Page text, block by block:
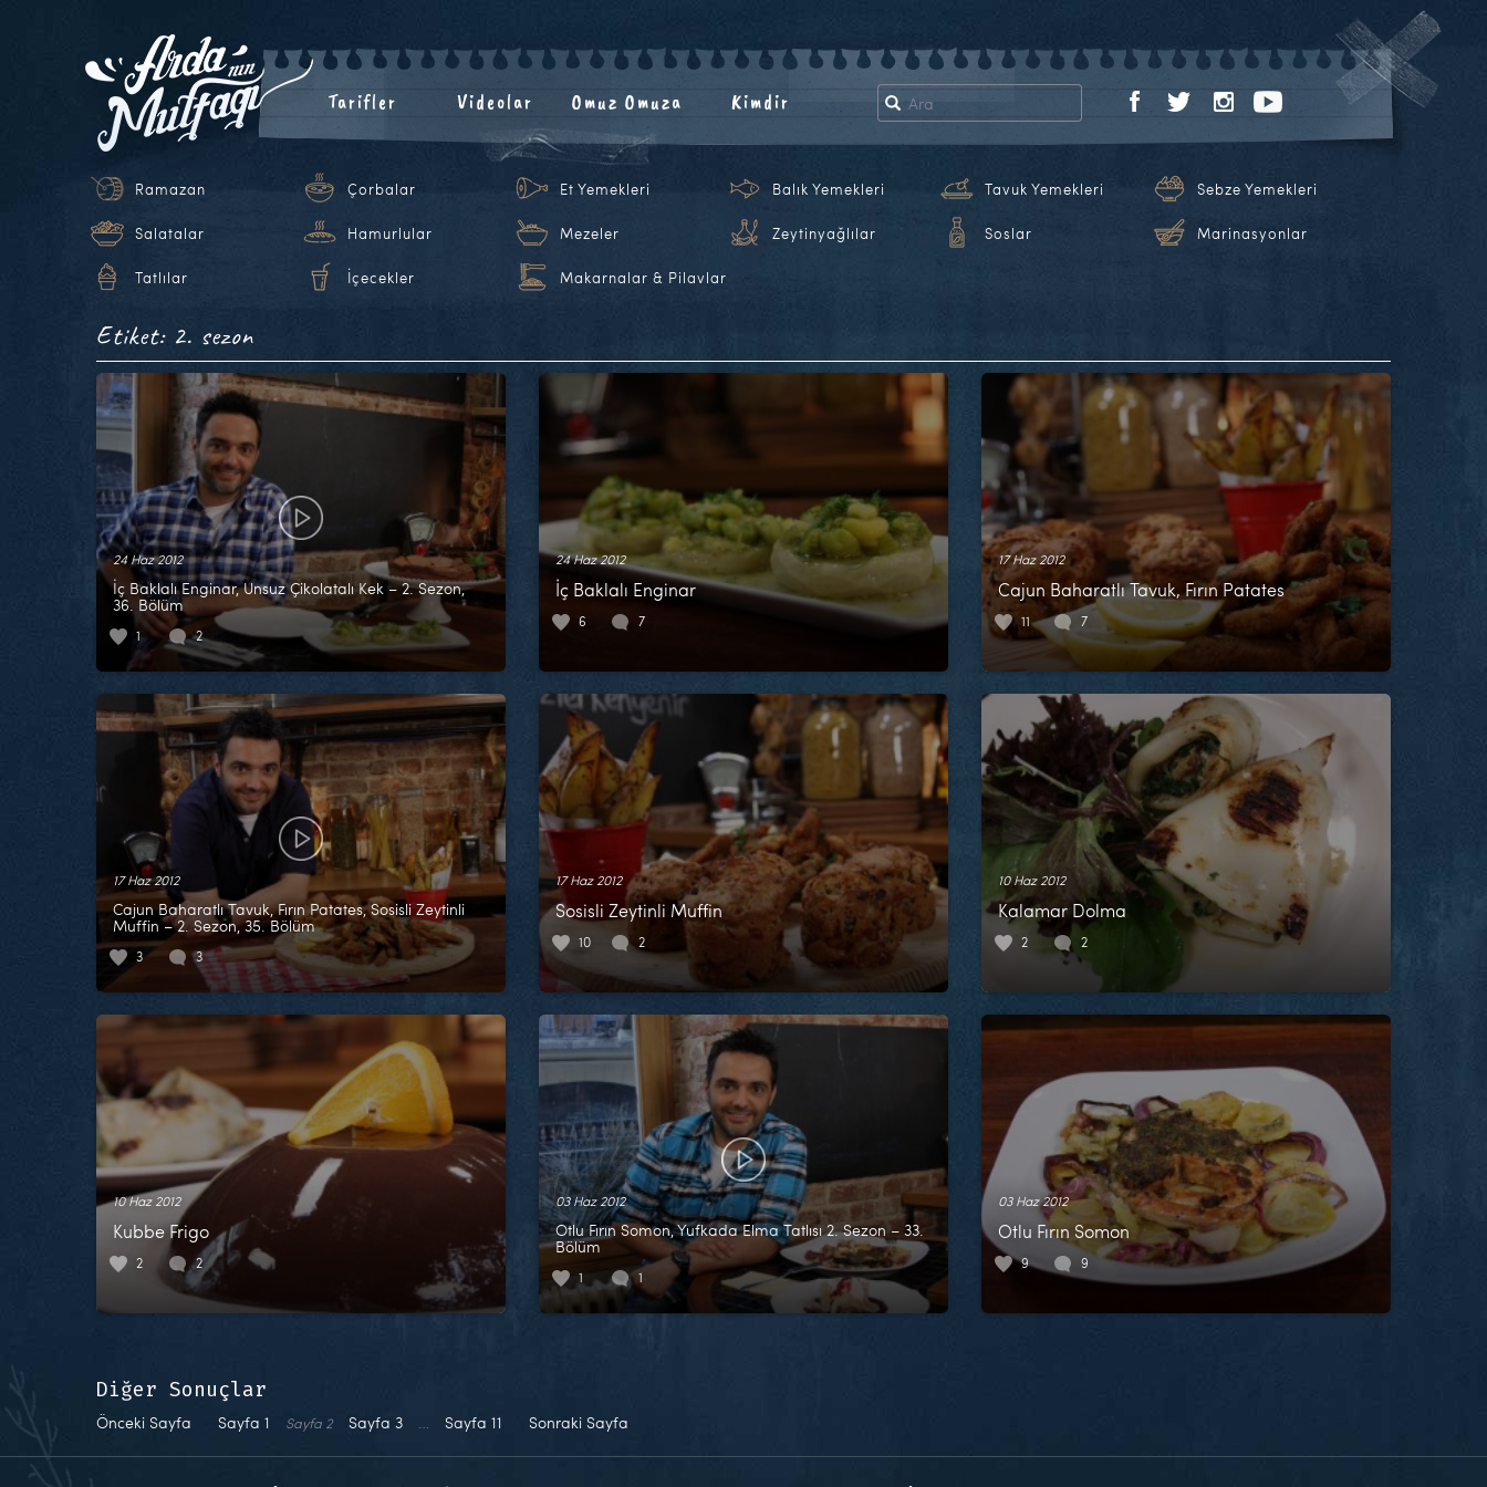
Tarifler Videolar Omuz Omuza Kimdir
Ramazan Çorbalar Et Yemekleri Balık Yemekleri Tavuk Yemekleri Sebze Yemekleri
Salatalar Hamurlular Mezeler Zeytinyağlılar Soslar Marinasyonlar
Tatlılar İçecekler Makarnalar & Pilavlar
Etiket: 2. sezon
24 Haz 2012
İç Baklalı Enginar, Unsuz Çikolatalı Kek – 2. Sezon,
36. Bölüm
1 2
24 Haz 2012
İç Baklalı Enginar
6 7
17 Haz 2012
Cajun Baharatlı Tavuk, Fırın Patates
11 7
17 Haz 2012
Cajun Baharatlı Tavuk, Fırın Patates, Sosisli Zeytinli
Muffin – 2. Sezon, 35. Bölüm
3 3
17 Haz 2012
Sosisli Zeytinli Muffin
10 2
10 Haz 2012
Kalamar Dolma
2 2
10 Haz 2012
Kubbe Frigo
2 2
03 Haz 2012
Otlu Fırın Somon, Yufkada Elma Tatlısı 2. Sezon – 33.
Bölüm
1 1
03 Haz 2012
Otlu Fırın Somon
9 9
Diğer Sonuçlar
Önceki Sayfa Sayfa 1 Sayfa 2 Sayfa 3 … Sayfa 11 Sonraki Sayfa